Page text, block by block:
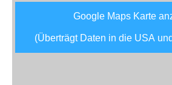
Google Maps Karte
(Überträgt Daten in die USA